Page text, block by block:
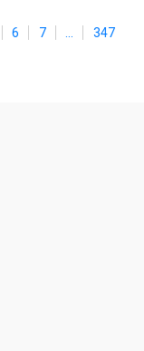
6 7
347